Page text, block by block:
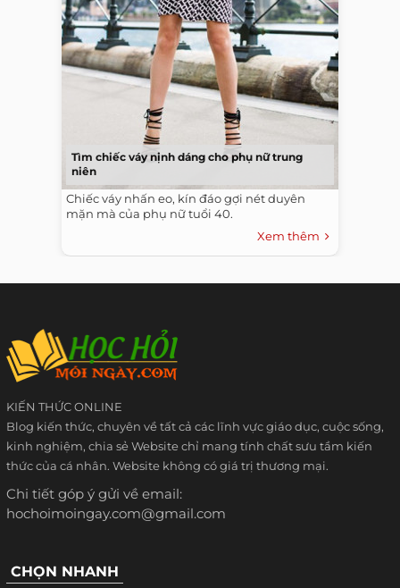
Tìm chiếc váy nịnh dáng cho phụ nữ trung
niên
Chiếc váy nhấn eo, kín đáo gợi nét duyên
mặn mà của phụ nữ tuổi 40.
Xem thêm
KIẾN THỨC ONLINE
Blog kiến thức, chuyên về tất cả các lĩnh vực giáo dục, cuộc sống,
kinh nghiệm, chia sẻ Website chỉ mang tính chất sưu tầm kiến
thức của cá nhân. Website không có giá trị thương mại.
Chi tiết góp ý gửi về email:
hochoimoingay.com@gmail.com
CHỌN NHANH